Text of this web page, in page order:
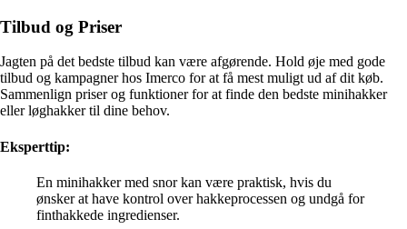
Tilbud og Priser
Jagten på det bedste tilbud kan være afgørende. Hold øje med gode
tilbud og kampagner hos Imerco for at få mest muligt ud af dit køb.
Sammenlign priser og funktioner for at finde den bedste minihakker
eller løghakker til dine behov.
Eksperttip:
En minihakker med snor kan være praktisk, hvis du
ønsker at have kontrol over hakkeprocessen og undgå for
finthakkede ingredienser.